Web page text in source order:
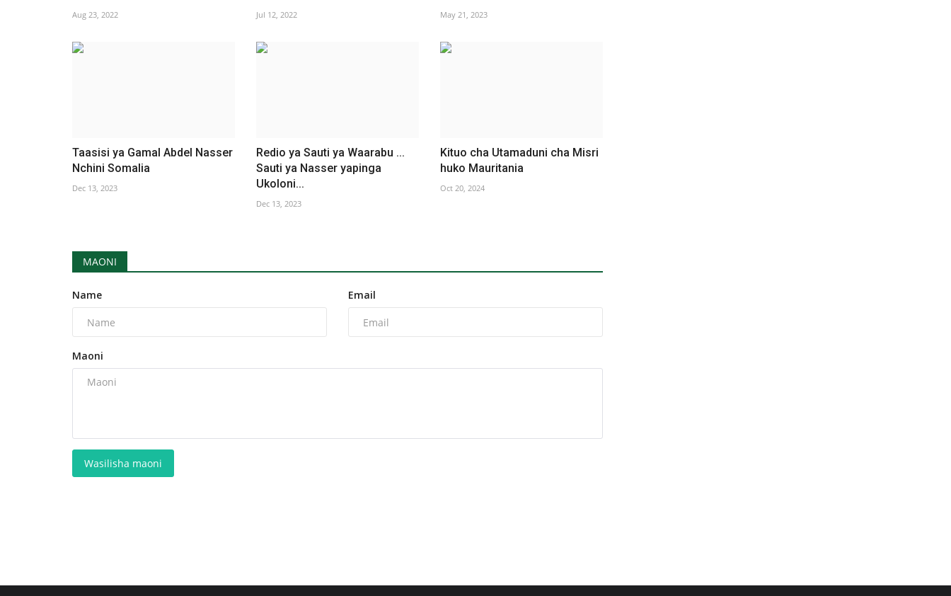
Aug 23, 2022 Jul 12, 2022 May 21, 2023
Taasisi ya Gamal Abdel Nasser
Nchini Somalia
Dec 13, 2023
Redio ya Sauti ya Waarabu ...
Sauti ya Nasser yapinga
Ukoloni...
Dec 13, 2023
Kituo cha Utamaduni cha Misri
huko Mauritania
Oct 20, 2024
MAONI
Name Email
Maoni
Wasilisha maoni